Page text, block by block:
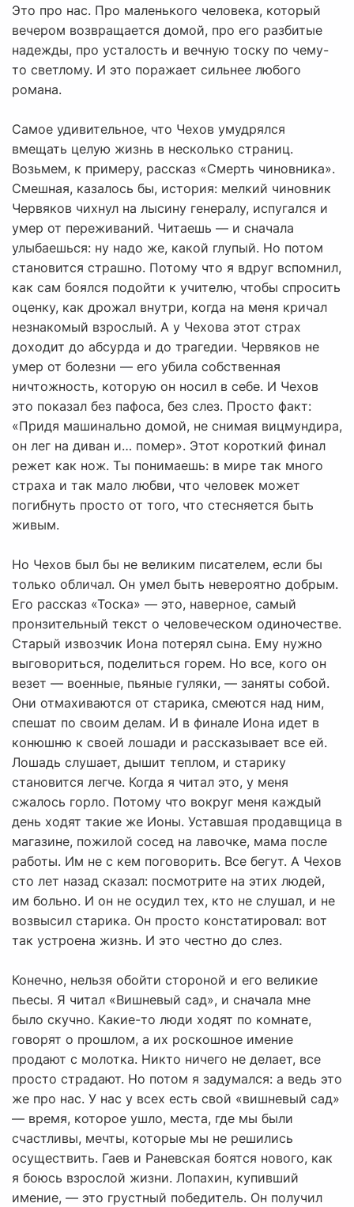
Это про нас. Про маленького человека, который
вечером возвращается домой, про его разбитые
надежды, про усталость и вечную тоску по чему-
то светлому. И это поражает сильнее любого
романа.
Самое удивительное, что Чехов умудрялся
вмещать целую жизнь в несколько страниц.
Возьмем, к примеру, рассказ «Смерть чиновника».
Смешная, казалось бы, история: мелкий чиновник
Червяков чихнул на лысину генералу, испугался и
умер от переживаний. Читаешь — и сначала
улыбаешься: ну надо же, какой глупый. Но потом
становится страшно. Потому что я вдруг вспомнил,
как сам боялся подойти к учителю, чтобы спросить
оценку, как дрожал внутри, когда на меня кричал
незнакомый взрослый. А у Чехова этот страх
доходит до абсурда и до трагедии. Червяков не
умер от болезни — его убила собственная
ничтожность, которую он носил в себе. И Чехов
это показал без пафоса, без слез. Просто факт:
«Придя машинально домой, не снимая вицмундира,
он лег на диван и… помер». Этот короткий финал
режет как нож. Ты понимаешь: в мире так много
страха и так мало любви, что человек может
погибнуть просто от того, что стесняется быть
живым.
Но Чехов был бы не великим писателем, если бы
только обличал. Он умел быть невероятно добрым.
Его рассказ «Тоска» — это, наверное, самый
пронзительный текст о человеческом одиночестве.
Старый извозчик Иона потерял сына. Ему нужно
выговориться, поделиться горем. Но все, кого он
везет — военные, пьяные гуляки, — заняты собой.
Они отмахиваются от старика, смеются над ним,
спешат по своим делам. И в финале Иона идет в
конюшню к своей лошади и рассказывает все ей.
Лошадь слушает, дышит теплом, и старику
становится легче. Когда я читал это, у меня
сжалось горло. Потому что вокруг меня каждый
день ходят такие же Ионы. Уставшая продавщица в
магазине, пожилой сосед на лавочке, мама после
работы. Им не с кем поговорить. Все бегут. А Чехов
сто лет назад сказал: посмотрите на этих людей,
им больно. И он не осудил тех, кто не слушал, и не
возвысил старика. Он просто констатировал: вот
так устроена жизнь. И это честно до слез.
Конечно, нельзя обойти стороной и его великие
пьесы. Я читал «Вишневый сад», и сначала мне
было скучно. Какие-то люди ходят по комнате,
говорят о прошлом, а их роскошное имение
продают с молотка. Никто ничего не делает, все
просто страдают. Но потом я задумался: а ведь это
же про нас. У нас у всех есть свой «вишневый сад»
— время, которое ушло, места, где мы были
счастливы, мечты, которые мы не решились
осуществить. Гаев и Раневская боятся нового, как
я боюсь взрослой жизни. Лопахин, купивший
имение, — это грустный победитель. Он получил